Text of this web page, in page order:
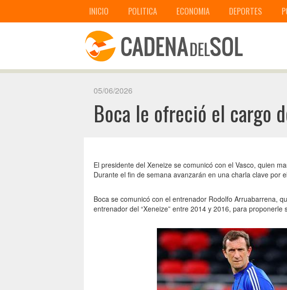
INICIO POLITICA ECONOMIA DEPORTES
05/06/2026
Boca le ofreció el cargo
El presidente del Xeneize se comunicó con el Vasco, quien
Durante el fin de semana avanzarán en una charla clave por
Boca se comunicó con el entrenador Rodolfo Arruabarrena,
entrenador del “Xeneize” entre 2014 y 2016, para